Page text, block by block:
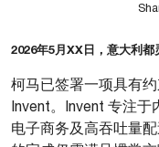
2026年5月XX日，意大利都
柯马已签署一项具有
Invent。Invent 专注于
电子商务及高吞吐量